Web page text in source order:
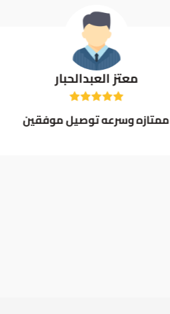
معتز العبدالحبار
ممتازه وسرعه توصيل موفقين